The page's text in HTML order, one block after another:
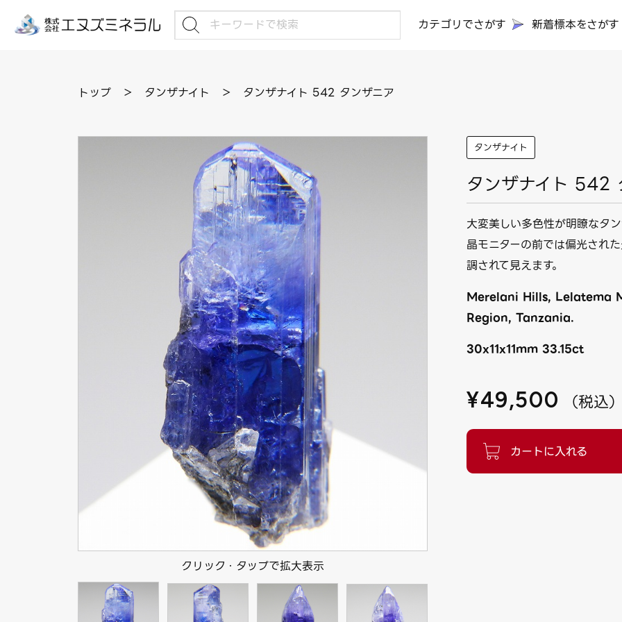
カテゴリでさがす 新着標本をさがす
トップ ＞ タンザナイト ＞ タンザナイト 542 タンザニア
クリック・タップで拡大表示
タンザナイト
タンザナイト 542
大変美しい多色性が明瞭なタ
晶モニターの前では偏光され
調されて見えます。
Merelani Hills, Lelatema
Region, Tanzania.
30x11x11mm 33.15ct
¥49,500 （税込